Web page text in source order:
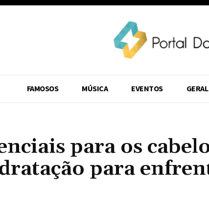
FAMOSOS MÚSICA EVENTOS GERAL
para os
para